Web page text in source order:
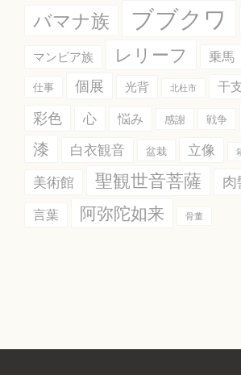
バマナ族 ブブクワ
マンビア族 レリーフ 乗馬
仕事 個展 光背 北杜市 干
彩色 心 悩み 感謝 戦争
漆 白衣観音 盆栽 立像
美術館 聖観世音菩薩 肉
言葉 阿弥陀如来 骨董